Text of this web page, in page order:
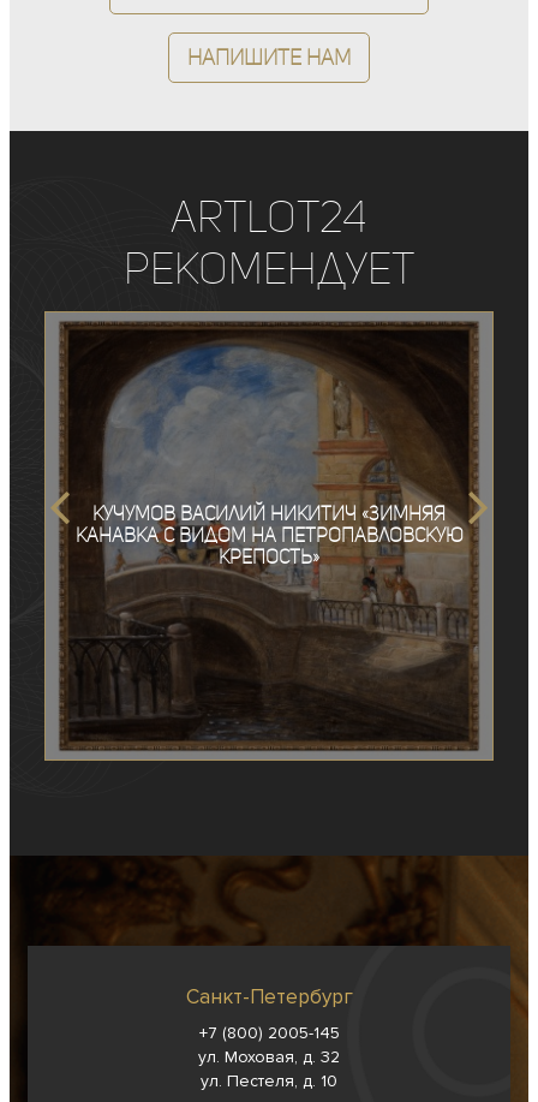
Напишите нам
ArtLot24
рекомендует
Кучумов Василий Никитич «Зимняя
канавка с видом на Петропавловскую
крепость»
Санкт-Петербург
+7 (800) 2005-145
ул. Моховая, д. 32
ул. Пестеля, д. 10